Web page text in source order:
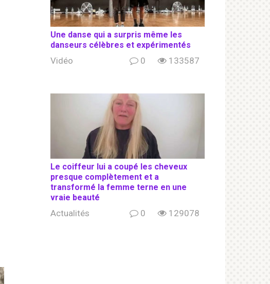
Une danse qui a surpris même les
danseurs célèbres et expérimentés
Vidéo 0 133587
Le coiffeur lui a coupé les cheveux
presque complètement et a
transformé la femme terne en une
vraie beauté
Actualités 0 129078